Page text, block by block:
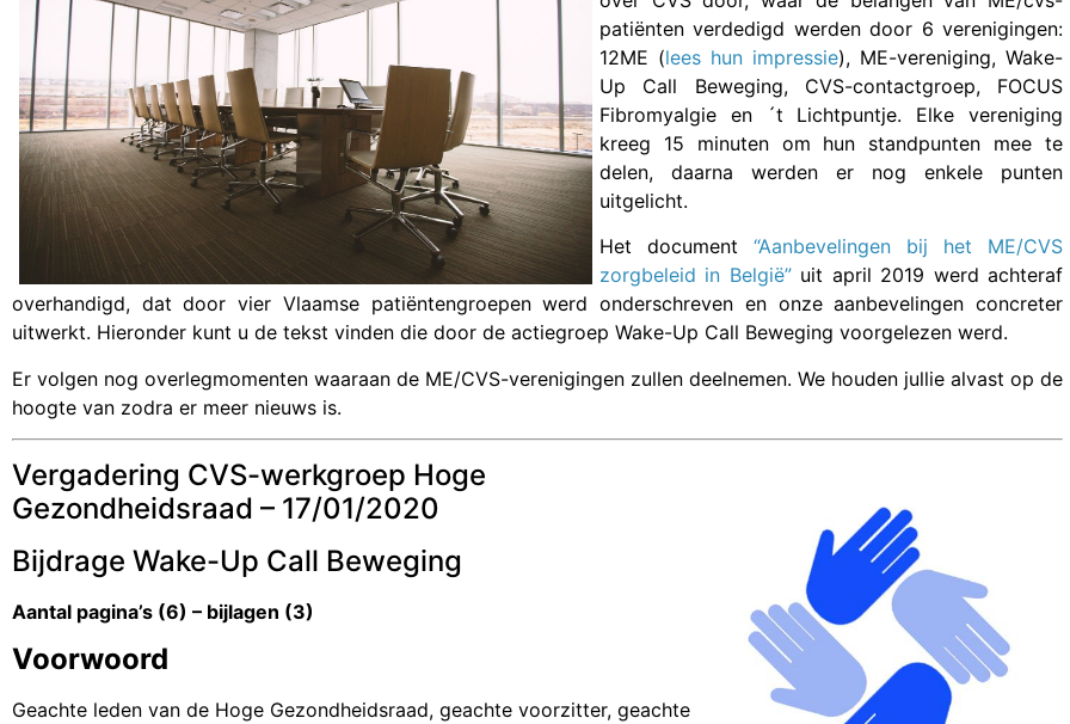
patiënten verdedigd werden door 6 verenigingen:
12ME (lees hun impressie), ME-vereniging, Wake-
Up Call Beweging, CVS-contactgroep, FOCUS
Fibromyalgie en ´t Lichtpuntje. Elke vereniging
kreeg 15 minuten om hun standpunten mee te
delen, daarna werden er nog enkele punten
uitgelicht.
Het document “Aanbevelingen bij het ME/CVS
zorgbeleid in België” uit april 2019 werd achteraf
overhandigd, dat door vier Vlaamse patiëntengroepen werd onderschreven en onze aanbevelingen concreter
uitwerkt. Hieronder kunt u de tekst vinden die door de actiegroep Wake-Up Call Beweging voorgelezen werd.
Er volgen nog overlegmomenten waaraan de ME/CVS-verenigingen zullen deelnemen. We houden jullie alvast op de
hoogte van zodra er meer nieuws is.
Vergadering CVS-werkgroep Hoge
Gezondheidsraad – 17/01/2020
Bijdrage Wake-Up Call Beweging
Aantal pagina’s (6) – bijlagen (3)
Voorwoord
Geachte leden van de Hoge Gezondheidsraad, geachte voorzitter, geachte